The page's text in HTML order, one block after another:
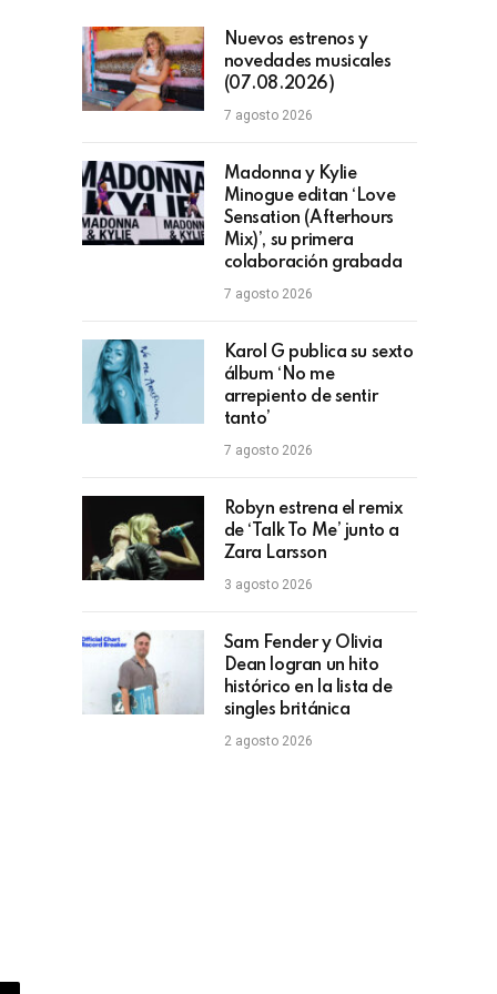
Nuevos estrenos y
novedades musicales
(07.08.2026)
7 agosto 2026
Madonna y Kylie
Minogue editan ‘Love
Sensation (Afterhours
Mix)’, su primera
colaboración grabada
7 agosto 2026
Karol G publica su sexto
álbum ‘No me
arrepiento de sentir
tanto’
7 agosto 2026
Robyn estrena el remix
de ‘Talk To Me’ junto a
Zara Larsson
3 agosto 2026
Sam Fender y Olivia
Dean logran un hito
histórico en la lista de
singles británica
2 agosto 2026